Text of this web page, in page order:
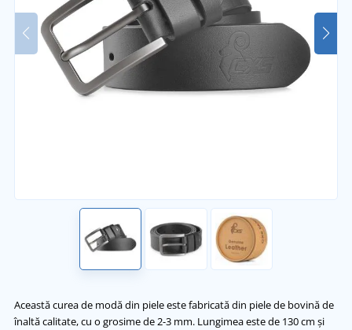
Această curea de modă din piele este fabricată din piele de bovină de
înaltă calitate, cu o grosime de 2-3 mm. Lungimea este de 130 cm și